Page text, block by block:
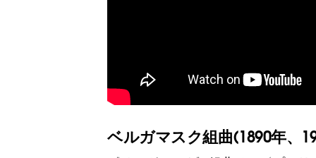
ベルガマスク組曲(1890年、